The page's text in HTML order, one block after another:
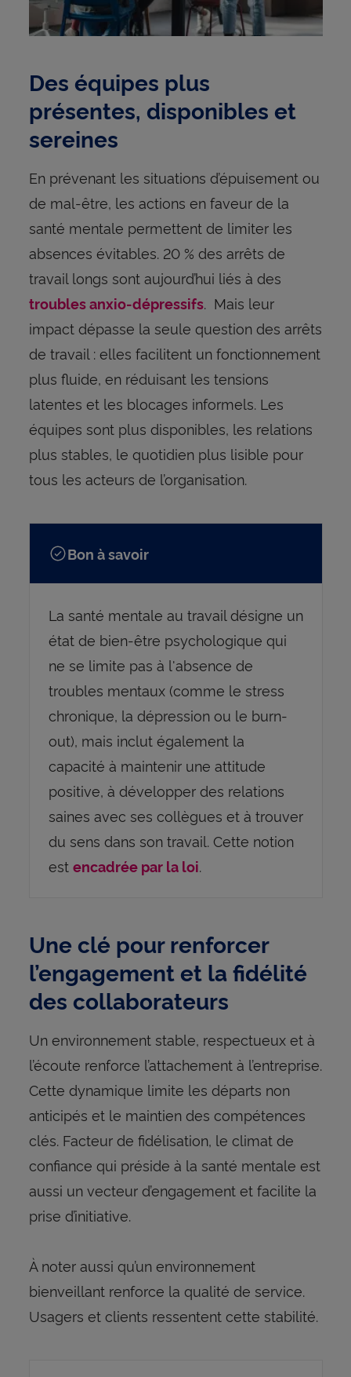
Des équipes plus
présentes, disponibles et
sereines
En prévenant les situations d’épuisement ou
de mal-être, les actions en faveur de la
santé mentale permettent de limiter les
absences évitables. 20 % des arrêts de
travail longs sont aujourd’hui liés à des
troubles anxio-dépressifs. Mais leur
impact dépasse la seule question des arrêts
de travail : elles facilitent un fonctionnement
plus fluide, en réduisant les tensions
latentes et les blocages informels. Les
équipes sont plus disponibles, les relations
plus stables, le quotidien plus lisible pour
tous les acteurs de l’organisation.
Bon à savoir
La santé mentale au travail désigne un
état de bien-être psychologique qui
ne se limite pas à l'absence de
troubles mentaux (comme le stress
chronique, la dépression ou le burn-
out), mais inclut également la
capacité à maintenir une attitude
positive, à développer des relations
saines avec ses collègues et à trouver
du sens dans son travail. Cette notion
est encadrée par la loi.
Une clé pour renforcer
l’engagement et la fidélité
des collaborateurs
Un environnement stable, respectueux et à
l’écoute renforce l’attachement à l’entreprise.
Cette dynamique limite les départs non
anticipés et le maintien des compétences
clés. Facteur de fidélisation, le climat de
confiance qui préside à la santé mentale est
aussi un vecteur d’engagement et facilite la
prise d’initiative.
À noter aussi qu’un environnement
bienveillant renforce la qualité de service.
Usagers et clients ressentent cette stabilité.